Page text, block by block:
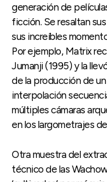
generación de
ficción. Se resaltan
sus increíbles
Por ejemplo, Matrix
Jumanji (1995) y la
de la producción de
interpolación
múltiples cámaras
en los largometrajes
Otra muestra del
técnico de las